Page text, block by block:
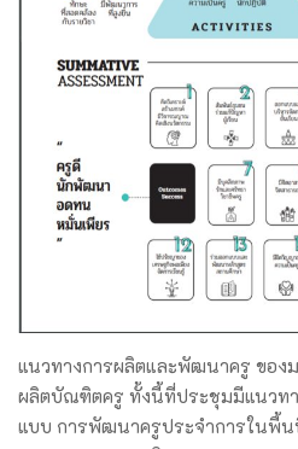
แนวทางการผลิตและพัฒนาครู ของ
ผลิตบัณฑิตครู ทั้งนี้ที่ประชุมมีแนวท
แบบ การพัฒนาครูประจำการในพื้น